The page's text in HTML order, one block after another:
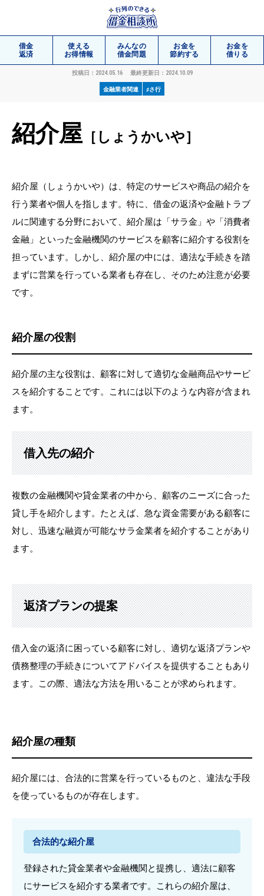
借金
返済
使える
お得情報
みんなの
借金問題
お金を
節約する
お金を
借りる
投稿日：2024.05.16 最終更新日：2024.10.09
金融業者関連 ♯さ行
紹介屋 ［しょうかいや］
紹介屋（しょうかいや）は、特定のサービスや商品の紹介を
行う業者や個人を指します。特に、借金の返済や金融トラブ
ルに関連する分野において、紹介屋は「サラ金」や「消費者
金融」といった金融機関のサービスを顧客に紹介する役割を
担っています。しかし、紹介屋の中には、適法な手続きを踏
まずに営業を行っている業者も存在し、そのため注意が必要
です。
紹介屋の役割
紹介屋の主な役割は、顧客に対して適切な金融商品やサービ
スを紹介することです。これには以下のような内容が含まれ
ます。
借入先の紹介
複数の金融機関や貸金業者の中から、顧客のニーズに合った
貸し手を紹介します。たとえば、急な資金需要がある顧客に
対し、迅速な融資が可能なサラ金業者を紹介することがあり
ます。
返済プランの提案
借入金の返済に困っている顧客に対し、適切な返済プランや
債務整理の手続きについてアドバイスを提供することもあり
ます。この際、適法な方法を用いることが求められます。
紹介屋の種類
紹介屋には、合法的に営業を行っているものと、違法な手段
を使っているものが存在します。
合法的な紹介屋
登録された貸金業者や金融機関と提携し、適法に顧客
にサービスを紹介する業者です。これらの紹介屋は、